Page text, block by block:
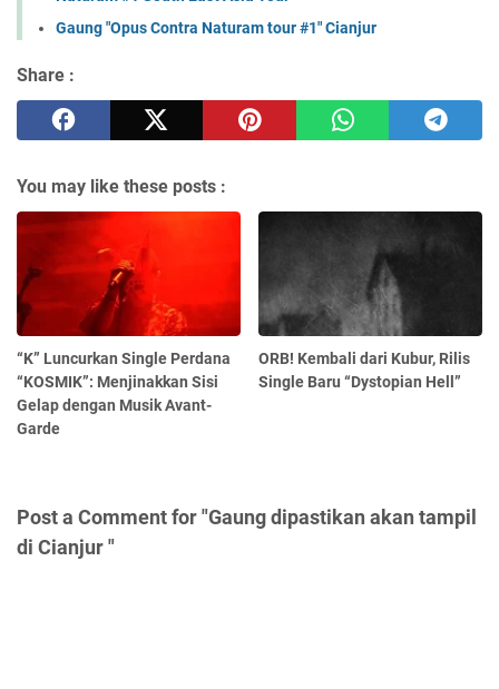
Gaung "Opus Contra Naturam tour #1" Cianjur
Share :
You may like these posts :
“K” Luncurkan Single Perdana
“KOSMIK”: Menjinakkan Sisi
Gelap dengan Musik Avant-
Garde
ORB! Kembali dari Kubur, Rilis
Single Baru “Dystopian Hell”
Post a Comment for "Gaung dipastikan akan tampil
di Cianjur "